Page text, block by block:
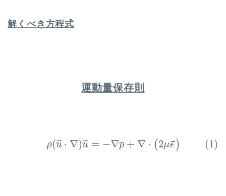
解くべき方程式
運動量保存則
ρ(→
u ⋅ ∇)→
u = −∇p + ∇ ⋅ (2μ¯
¯
ϵ) (1)
ρ( →⋅∇ =− +∇ 2μ ϵ¯¯